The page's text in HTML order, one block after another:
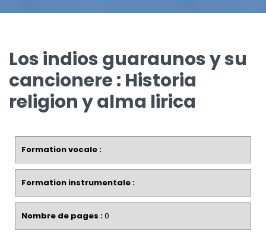
Los indios guaraunos y su
cancionere : Historia
religion y alma lirica
Formation vocale :
Formation instrumentale :
Nombre de pages :0